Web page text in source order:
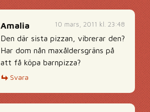
10 mars, 2011 kl. 23:48
Amalia
Den där sista pizzan, vibrerar den?
Har dom nån maxåldersgräns på
att få köpa barnpizza?
Svara